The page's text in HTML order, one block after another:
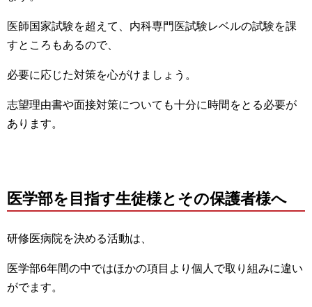
医師国家試験を超えて、内科専門医試験レベルの試験を課
すところもあるので、
必要に応じた対策を心がけましょう。
志望理由書や面接対策についても十分に時間をとる必要が
あります。
医学部を目指す生徒様とその保護者様へ
研修医病院を決める活動は、
医学部6年間の中ではほかの項目より個人で取り組みに違い
がでます。